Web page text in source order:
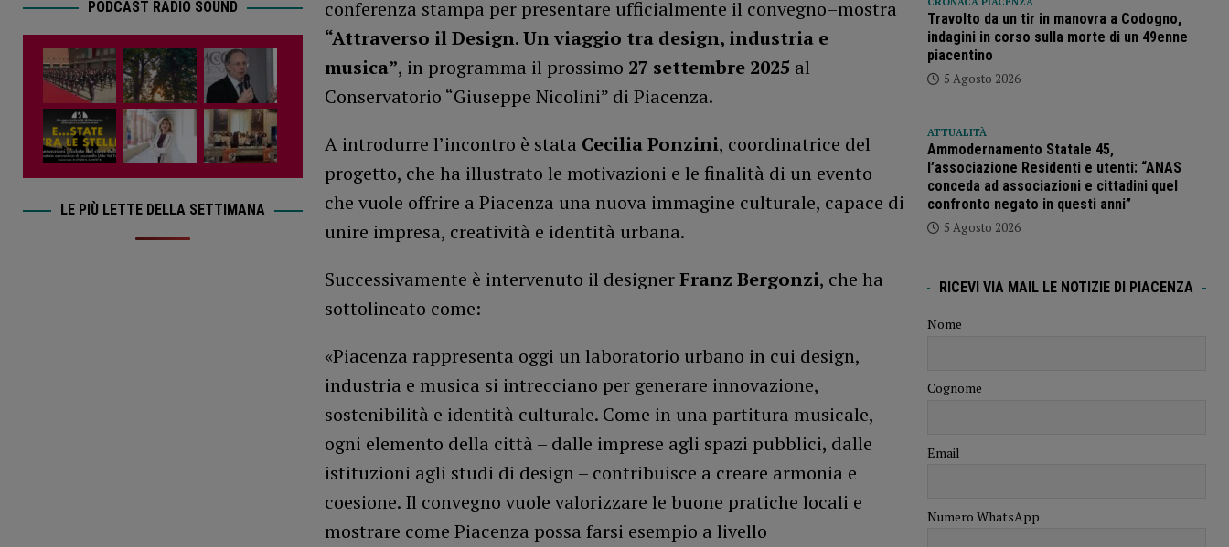
conferenza stampa per presentare ufficialmente il convegno–mostra
“Attraverso il Design. Un viaggio tra design, industria e
musica”, in programma il prossimo 27 settembre 2025 al
Conservatorio “Giuseppe Nicolini” di Piacenza.
A introdurre l’incontro è stata Cecilia Ponzini, coordinatrice del
progetto, che ha illustrato le motivazioni e le finalità di un evento
che vuole offrire a Piacenza una nuova immagine culturale, capace di
unire impresa, creatività e identità urbana.
Successivamente è intervenuto il designerFranz Bergonzi, che ha
sottolineato come:
«Piacenza rappresenta oggi un laboratorio urbano in cui design,
industria e musica si intrecciano per generare innovazione,
sostenibilità e identità culturale. Come in una partitura musicale,
ogni elemento della città – dalle imprese agli spazi pubblici, dalle
istituzioni agli studi di design – contribuisce a creare armonia e
coesione. Il convegno vuole valorizzare le buone pratiche locali e
mostrare come Piacenza possa farsi esempio a livello
PODCAST RADIO SOUND
LE PIÙ LETTE DELLA SETTIMANA
Travolto da un tir in manovra a Codogno,
indagini in corso sulla morte di un 49enne
piacentino
5 Agosto 2026
ATTUALITÀ
Ammodernamento Statale 45,
l’associazione Residenti e utenti: “ANAS
conceda ad associazioni e cittadini quel
confronto negato in questi anni”
5 Agosto 2026
RICEVI VIA MAIL LE NOTIZIE DI PIACENZA
Nome
Cognome
Email
Numero WhatsApp